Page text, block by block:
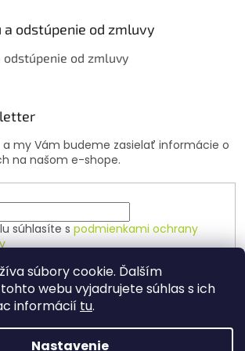
súbory cookie. Ďalším
webu vyjadrujete súhlas s ich
informácií tu.
Nastavenie
s
odstúpenie od zmluvy
od zmluvy
my Vám budeme zasielať informácie o
na našom e-shope.
súhlasíte s podmienkami ochrany